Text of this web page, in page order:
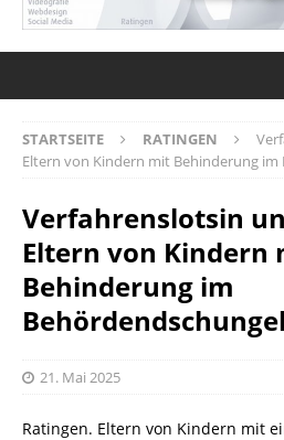
STARTSEITE RATINGEN
Eltern von Kindern mit Behinderung im
Verfahrenslotsin
Eltern von Kindern
Behinderung im
Behördendschungel
21. Mai 2025
Ratingen. Eltern von Kindern mit